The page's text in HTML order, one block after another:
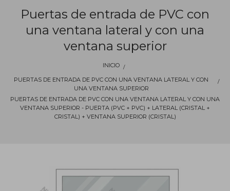
Puertas de entrada de PVC con
una ventana lateral y con una
ventana superior
INICIO
PUERTAS DE ENTRADA DE PVC CON UNA VENTANA LATERAL Y CON
UNA VENTANA SUPERIOR
PUERTAS DE ENTRADA DE PVC CON UNA VENTANA LATERAL Y CON UNA
VENTANA SUPERIOR - PUERTA (PVC + PVC) + LATERAL (CRISTAL +
CRISTAL) + VENTANA SUPERIOR (CRISTAL)